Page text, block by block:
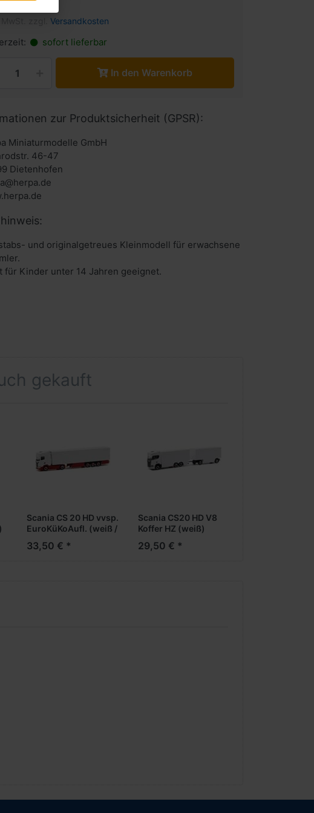
Versandkosten
sofort lieferbar
In den Warenkorb
zur Produktsicherheit (GPSR):
Miniaturmodelle GmbH
46-47
Dietenhofen
und originalgetreues Kleinmodell für erwachsene
für Kinder unter 14 Jahren geeignet.
gekauft
Scania CS 20 HD vvsp.
EuroKüKoAufl. (weiß /
33,50 € *
Scania CS20 HD V8
Koffer HZ (weiß)
29,50 € *